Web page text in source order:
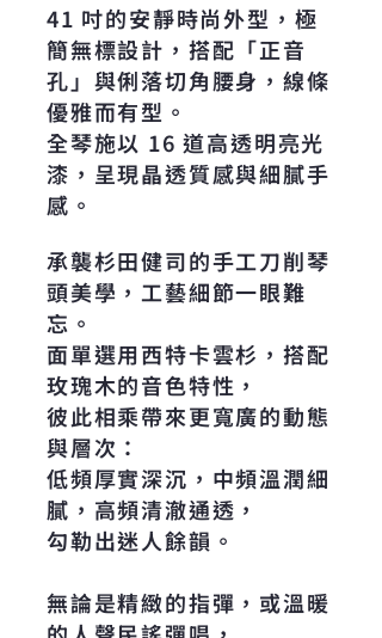
41 吋的安靜時尚外型，極
簡無標設計，搭配「正音
孔」與俐落切角腰身，線條
優雅而有型。
全琴施以 16 道高透明亮光
漆，呈現晶透質感與細膩手
感。
承襲杉田健司的手工刀削琴
頭美學，工藝細節一眼難
忘。
面單選用西特卡雲杉，搭配
玫瑰木的音色特性，
彼此相乘帶來更寬廣的動態
與層次：
低頻厚實深沉，中頻溫潤細
膩，高頻清澈通透，
勾勒出迷人餘韻。
無論是精緻的指彈，或溫暖